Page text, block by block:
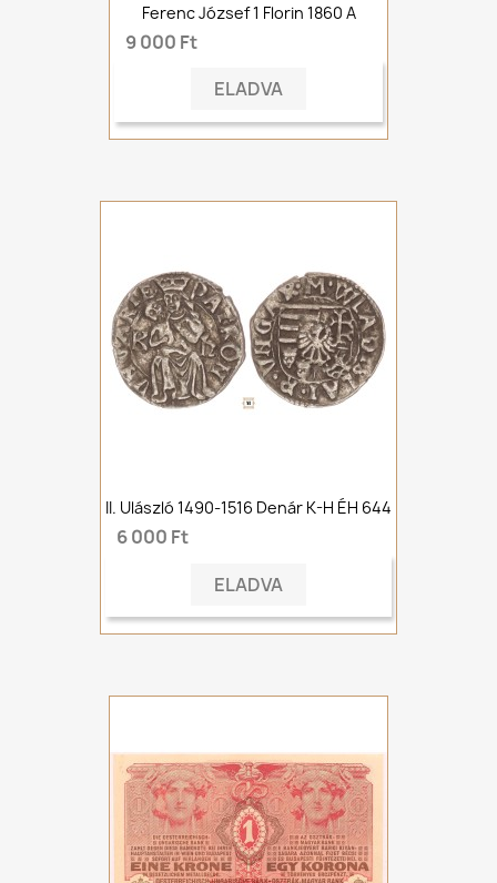
Ferenc József 1 Florin 1860 A
9 000 Ft
ELADVA
II. Ulászló 1490-1516 Denár K-H ÉH 644
6 000 Ft
ELADVA